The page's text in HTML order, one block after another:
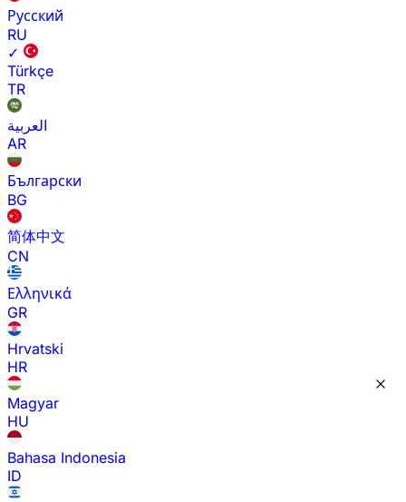
Русский
RU
✓
Türkçe
TR
العربية
AR
Български
BG
简体中文
CN
Ελληνικά
GR
Hrvatski
HR
Magyar
HU
Bahasa Indonesia
ID